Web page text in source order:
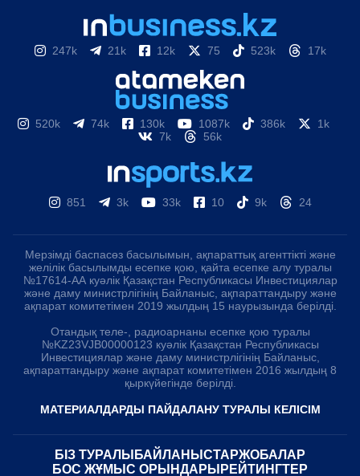
247k 21k 12k 75 523k 17k
520k 74k 130k 1087k 386k
1k
7k
56k
851 3k 33k 10 9k 24
Мерзімді баспасөз басылымын, ақпараттық агенттікті және
желілік басылымды есепке қою, қайта есепке алу туралы
№17614-АА куәлік Қазақстан Республикасы Инвестициялар
және даму министрлігінің Байланыс, ақпараттандыру және
ақпарат комитетімен 2019 жылдың 15 наурызында берілді.
Отандық теле-, радиоарнаны есепке қою туралы
№KZ23VJB00000123 куәлік Қазақстан Республикасы
Инвестициялар және даму министрлігінің Байланыс,
ақпараттандыру және ақпарат комитетімен 2016 жылдың 8
қыркүйегінде берілді.
МАТЕРИАЛДАРДЫ ПАЙДАЛАНУ ТУРАЛЫ КЕЛІСІМ
БІЗ ТУРАЛЫ БАЙЛАНЫСТАРЖОБАЛАР
БОС ЖҰМЫС ОРЫНДАРЫ РЕЙТИНГТЕР